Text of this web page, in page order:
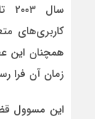
کاربری‌های
همچنان این
زمان آن فرا
این مسوول